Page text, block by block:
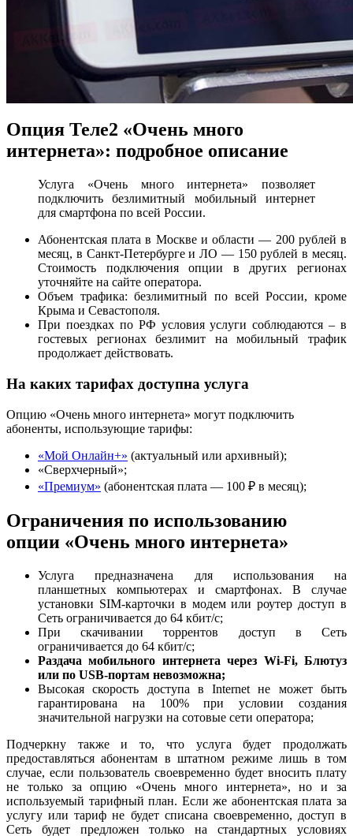
Опция Теле2 «Очень много
интернета»: подробное описание
Услуга «Очень много интернета» позволяет
подключить безлимитный мобильный интернет
для смартфона по всей России.
Абонентская плата в Москве и области — 200 рублей в
месяц, в Санкт-Петербурге и ЛО — 150 рублей в месяц.
Стоимость подключения опции в других регионах
уточняйте на сайте оператора.
Объем трафика: безлимитный по всей России, кроме
Крыма и Севастополя.
При поездках по РФ условия услуги соблюдаются – в
гостевых регионах безлимит на мобильный трафик
продолжает действовать.
На каких тарифах доступна услуга
Опцию «Очень много интернета» могут подключить
абоненты, использующие тарифы:
«Мой Онлайн+» (актуальный или архивный);
«Сверхчерный»;
«Премиум» (абонентская плата — 100 ₽ в месяц);
Ограничения по использованию
опции «Очень много интернета»
Услуга предназначена для использования на
планшетных компьютерах и смартфонах. В случае
установки SIM-карточки в модем или роутер доступ в
Сеть ограничивается до 64 кбит/с;
При скачивании торрентов доступ в Сеть
ограничивается до 64 кбит/с;
Раздача мобильного интернета через Wi-Fi, Блютуз
или по USB-портам невозможна;
Высокая скорость доступа в Internet не может быть
гарантирована на 100% при условии создания
значительной нагрузки на сотовые сети оператора;
Подчеркну также и то, что услуга будет продолжать
предоставляться абонентам в штатном режиме лишь в том
случае, если пользователь своевременно будет вносить плату
не только за опцию «Очень много интернета», но и за
используемый тарифный план. Если же абонентская плата за
услугу или тариф не будет списана своевременно, доступ в
Сеть будет предложен только на стандартных условиях